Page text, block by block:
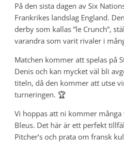
På den sista dagen av Six
Frankrikes landslag England.
derby som kallas ”le Crunch”,
varandra som varit rivaler i
Matchen kommer att spelas på
Denis och kan mycket väl bli
titeln, då den kommer att utse
turneringen. 🏆
Vi hoppas att ni kommer många
Bleus. Det här är ett perfekt
Pitcher’s och prata om fransk